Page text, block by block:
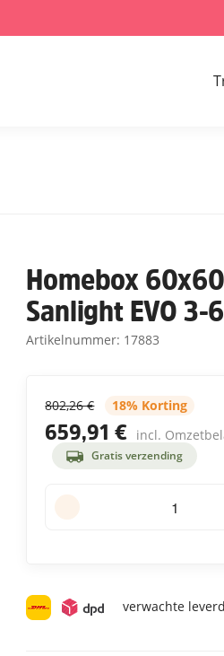
Homebox
Sanlight EVO 3-
Artikelnummer: 17883
802,26 € 18% Korting
659,91 € incl.
Gratis verzending
verwachte